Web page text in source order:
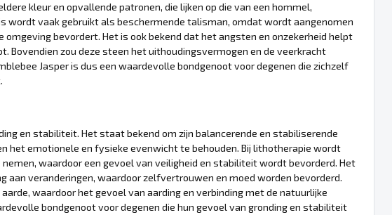
kleur en opvallende patronen, die lijken op die van een hommel,
wordt vaak gebruikt als beschermende talisman, omdat wordt aangenomen
bevordert. Het is ook bekend dat het angsten en onzekerheid helpt
Bovendien zou deze steen het uithoudingsvermogen en de veerkracht
Jasper is dus een waardevolle bondgenoot voor degenen die zichzelf
en stabiliteit. Het staat bekend om zijn balancerende en stabiliserende
het emotionele en fysieke evenwicht te behouden. Bij lithotherapie wordt
waardoor een gevoel van veiligheid en stabiliteit wordt bevorderd. Het
aan veranderingen, waardoor zelfvertrouwen en moed worden bevorderd.
waardoor het gevoel van aarding en verbinding met de natuurlijke
bondgenoot voor degenen die hun gevoel van gronding en stabiliteit